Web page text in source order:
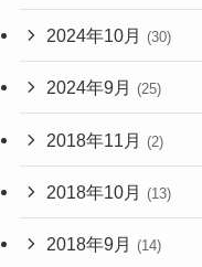
2024年10月 (30)
2024年9月 (25)
2018年11月 (2)
2018年10月 (13)
2018年9月 (14)